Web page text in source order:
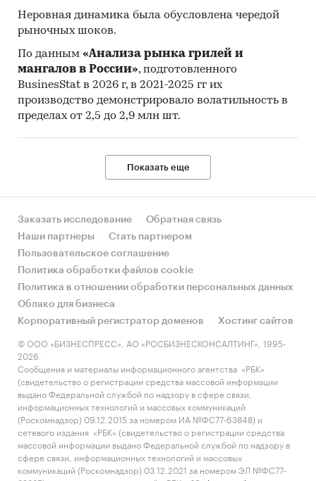
Неровная динамика была обусловлена чередой
рыночных шоков.
По данным «Анализа рынка грилей и
мангалов в России», подготовленного
BusinesStat в 2026 г, в 2021-2025 гг их
производство демонстрировало волатильность в
пределах от 2,5 до 2,9 млн шт.
Показать еще
Заказать исследование
Обратная связь
Наши партнеры
Стать партнером
Пользовательское соглашение
Политика обработки файлов cookie
Политика в отношении обработки персональных данных
Облако для бизнеса
Корпоративный регистратор доменов
Хостинг сайтов
© ООО «БИЗНЕСПРЕСС», АО «РОСБИЗНЕСКОНСАЛТИНГ», 1995-
2026.
Сообщения и материалы информационного агентства «РБК»
(свидетельство о регистрации средства массовой информации
выдано Федеральной службой по надзору в сфере связи,
информационных технологий и массовых коммуникаций
(Роскомнадзор) 09.12.2015 за номером ИА №ФС77-63848) и
сетевого издания «РБК» (свидетельство о регистрации средства
массовой информации выдано Федеральной службой по надзору в
сфере связи, информационных технологий и массовых
коммуникаций (Роскомнадзор) 03.12.2021 за номером ЭЛ №ФС77-